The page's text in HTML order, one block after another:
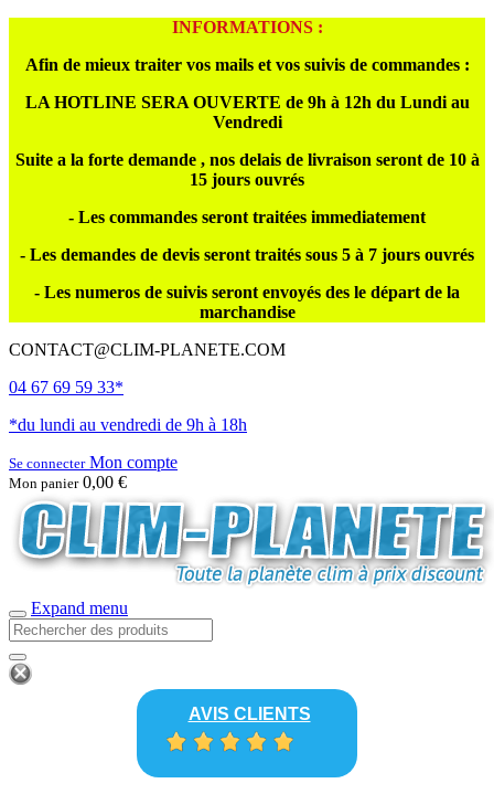
INFORMATIONS :
Afin de mieux traiter vos mails et vos suivis de commandes :
LA HOTLINE SERA OUVERTE de 9h à 12h du Lundi au
Vendredi
Suite a la forte demande , nos delais de livraison seront de 10 à
15 jours ouvrés
- Les commandes seront traitées immediatement
- Les demandes de devis seront traités sous 5 à 7 jours ouvrés
- Les numeros de suivis seront envoyés des le départ de la
marchandise
CONTACT@CLIM-PLANETE.COM
04 67 69 59 33*
*du lundi au vendredi de 9h à 18h
Se connecterMon compte
Mon panier 0,00 €
Expand menu
AVIS CLIENTS